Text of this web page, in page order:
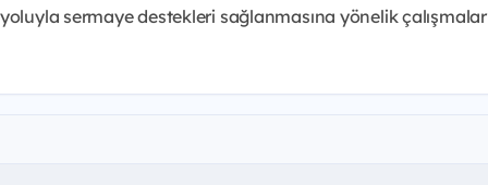
sermaye destekleri sağlanmasına yönelik çalışmalar